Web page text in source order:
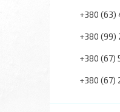
+380 (63)
+380 (99)
+380 (67)
+380 (67)